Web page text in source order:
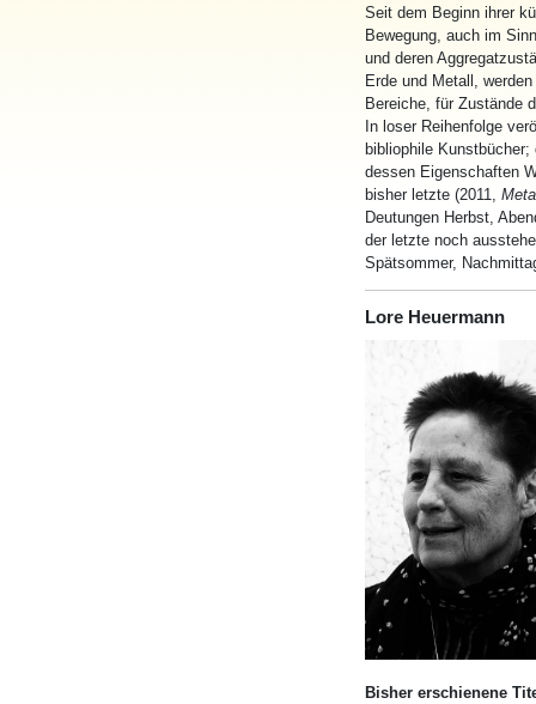
Seit dem Beginn ihrer
Bewegung, auch im
und deren
Erde und Metall,
Bereiche, für Zustände
In loser Reihenfolge
bibliophile
dessen Eigenschaften
bisher letzte (2011,
Deutungen Herbst,
der letzte noch
Spätsommer,
Lore Heuermann
Bisher erschienene